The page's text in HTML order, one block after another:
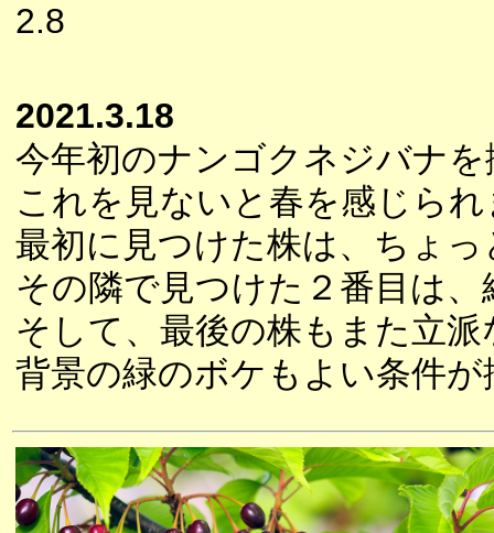
2.8
2021.3.18
今年初のナンゴクネジバナ
これを見ないと春を感じら
最初に見つけた株は、ちょ
その隣で見つけた２番目は、
そして、最後の株もまた立
背景の緑のボケもよい条件